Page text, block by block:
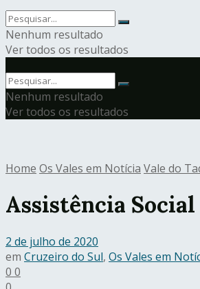
Nenhum resultado
Ver todos os resultados
Nenhum resultado
Ver todos os resultados
Home Os Vales em Notícia Vale do
Assistência
2 de julho de 2020
em Cruzeiro do Sul, Os Vales em
0 0